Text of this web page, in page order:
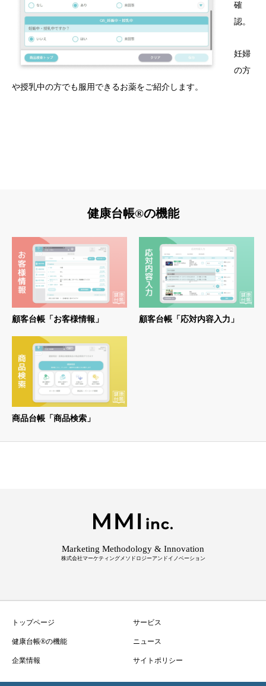
確
認。
妊婦
の方
や授乳中の方でも服用できるお薬をご紹介します。
健康台帳®の機能
顧客台帳「お客様情報」 顧客台帳「応対内容入力」
商品台帳「商品検索」
Marketing Methodology & Innovation
トップページ サービス
健康台帳®の機能 ニュース
企業情報 サイトポリシー